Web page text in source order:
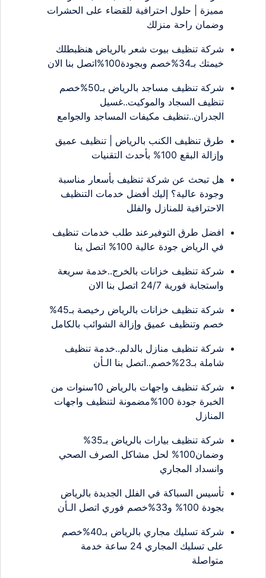
مميزة | حلول احترافية للقضاء على الحشرات
وضمان راحة منزلك
شركة تنظيف بيوت شعر بالرياض هنظبطلك
خيمتك بـ34%خصم وبجودة100%اتصل بنا الان
شركة تنظيف مساجد بالرياض بـ50%خصم
تنظيف السجاد والموكيت..غسيل
الجدران..تنظيف مكيفات المساجد والجوامع
طرق تنظيف الكنب بالرياض | تنظيف عميق
وإزالة البقع 100% بأحدث التقنيات
هل تبحث عن شركة تنظيف بأسعار مناسبة
وجودة عالية؟ إليك أفضل خدمات التنظيف
الاحترافية للمنازل والفلل
افضل طرق التوفيرعند طلب خدمات تنظيف
في الرياض جودة عالية 100% اتصل ينا
شركة تنظيف خزانات بالخرج..خدمة سريعة
واستجابة فورية 24/7 اتصل بنا الان
شركة تنظيف خزانات بالرياض رخيصة بـ45%
خصم وتنظيف عميق وإزالة الشوائب بالكامل
شركة تنظيف منازل بالدلم..خدمة تنظيف
شاملة بـ23%خصم..اتصل بنا الـأن
شركة تنظيف واجهات بالرياض 10سنوات من
الخبرة جودة 100%مضمونة لتنظيف واجهات
المنازل
شركة تنظيف بيارات بالرياض بـ35%
وضمان100% لحل مشاكل الصرف الصحي
وانسداد المجاري
تأسيس السباكة في الفلل الجديدة بالرياض
بجودة 100% و33%خصم فوري اتصل الـأن
شركة تسليك مجاري بالرياض بـ40%خصم
على تسليك المجاري 24 ساعة خدمة
متواصلة